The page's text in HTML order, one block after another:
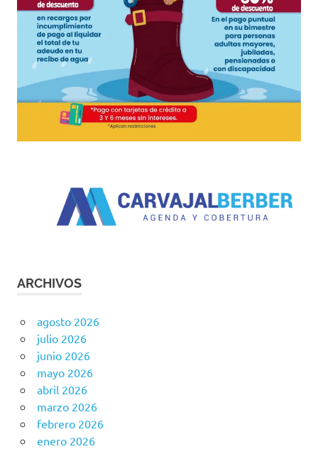
ARCHIVOS
agosto 2026
julio 2026
junio 2026
mayo 2026
abril 2026
marzo 2026
febrero 2026
enero 2026